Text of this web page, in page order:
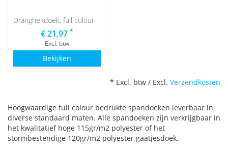
Dranghekdoek, full colour
€ 21,97 *
Excl. btw
Bekijken
* Excl. btw / Excl. Verzendkosten
Hoogwaardige full colour bedrukte spandoeken leverbaar in
diverse standaard maten. Alle spandoeken zijn verkrijgbaar in
het kwalitatief hoge 115gr/m2 polyester of het
stormbestendige 120gr/m2 polyester gaatjesdoek.